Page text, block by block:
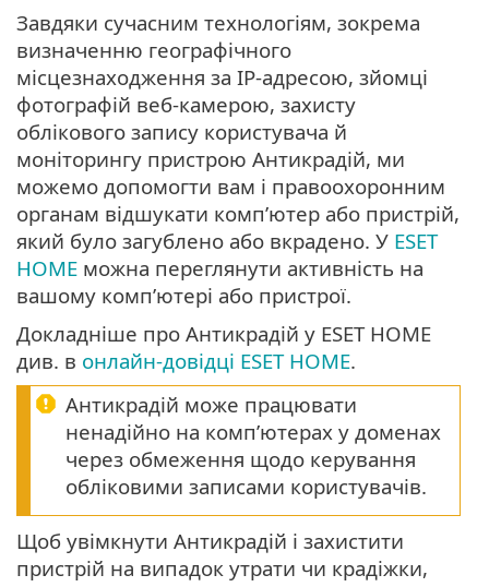
Завдяки сучасним технологіям, зокрема
визначенню географічного
місцезнаходження за IP-адресою, зйомці
фотографій веб-камерою, захисту
облікового запису користувача й
моніторингу пристрою Антикрадій, ми
можемо допомогти вам і правоохоронним
органам відшукати комп’ютер або пристрій,
який було загублено або вкрадено. У ESET
HOME можна переглянути активність на
вашому комп’ютері або пристрої.
Докладніше про Антикрадій у ESET HOME
див. в онлайн-довідці ESET HOME.
Антикрадій може працювати
ненадійно на комп’ютерах у доменах
через обмеження щодо керування
обліковими записами користувачів.
Щоб увімкнути Антикрадій і захистити
пристрій на випадок утрати чи крадіжки,